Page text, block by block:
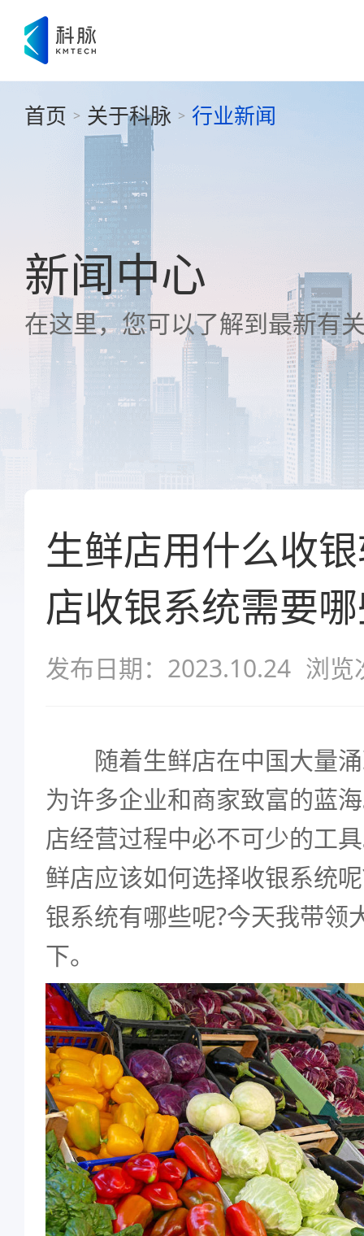
首页 > 关于科脉 > 行业新闻
新闻中心
在这里，您可以了解到最新有
生鲜店用什么收
店收银系统需要
发布日期：2023.10.24 浏览
随着生鲜店在中国大量涌
为许多企业和商家致富的蓝
店经营过程中必不可少的工
鲜店应该如何选择收银系统
银系统有哪些呢?今天我带领
下。